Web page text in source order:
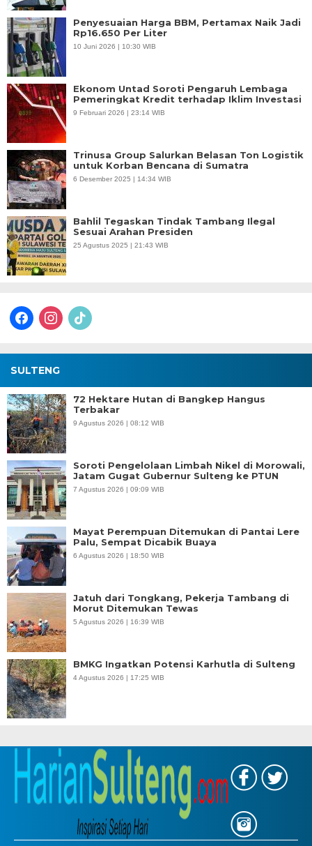
Penyesuaian Harga BBM, Pertamax Naik Jadi
Rp16.650 Per Liter
10 Juni 2026 | 10:30 WIB
Ekonom Untad Soroti Pengaruh Lembaga
Pemeringkat Kredit terhadap Iklim Investasi
9 Februari 2026 | 23:14 WIB
Trinusa Group Salurkan Belasan Ton Logistik
untuk Korban Bencana di Sumatra
6 Desember 2025 | 14:34 WIB
Bahlil Tegaskan Tindak Tambang Ilegal
Sesuai Arahan Presiden
25 Agustus 2025 | 21:43 WIB
facebookinstagram
tiktok
SULTENG
72 Hektare Hutan di Bangkep Hangus
Terbakar
9 Agustus 2026 | 08:12 WIB
Soroti Pengelolaan Limbah Nikel di Morowali,
Jatam Gugat Gubernur Sulteng ke PTUN
7 Agustus 2026 | 09:09 WIB
Mayat Perempuan Ditemukan di Pantai Lere
Palu, Sempat Dicabik Buaya
6 Agustus 2026 | 18:50 WIB
Jatuh dari Tongkang, Pekerja Tambang di
Morut Ditemukan Tewas
5 Agustus 2026 | 16:39 WIB
BMKG Ingatkan Potensi Karhutla di Sulteng
4 Agustus 2026 | 17:25 WIB